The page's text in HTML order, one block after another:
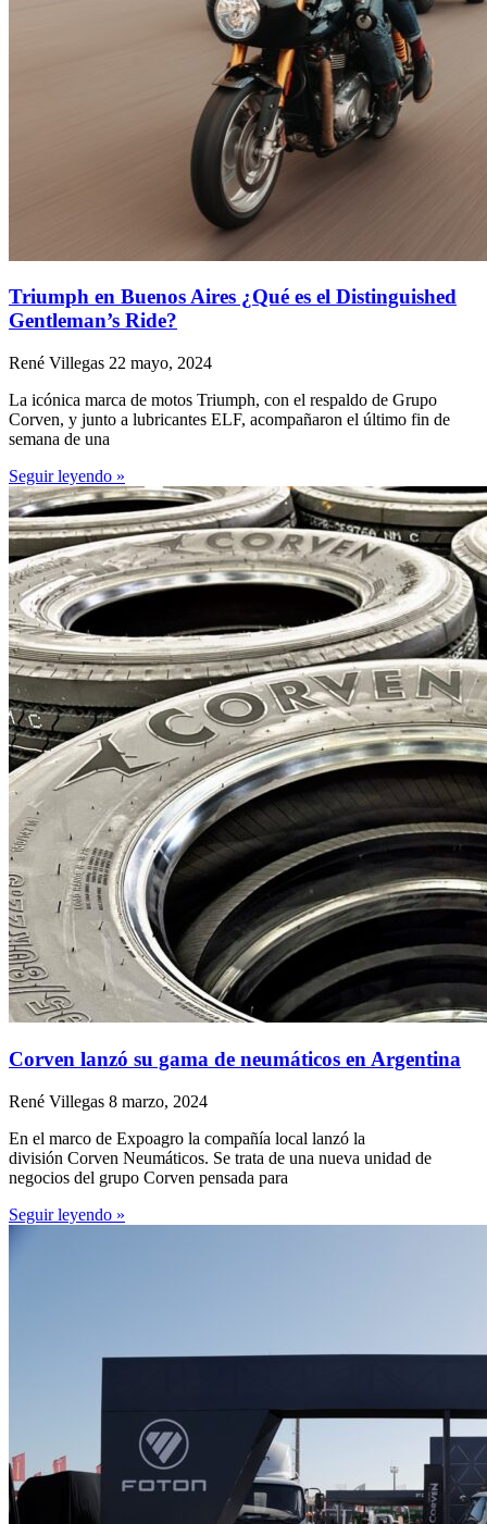
Triumph en Buenos Aires ¿Qué es el Distinguished
Gentleman’s Ride?
René Villegas 22 mayo, 2024
La icónica marca de motos Triumph, con el respaldo de Grupo
Corven, y junto a lubricantes ELF, acompañaron el último fin de
semana de una
Seguir leyendo »
Corven lanzó su gama de neumáticos en Argentina
René Villegas 8 marzo, 2024
En el marco de Expoagro la compañía local lanzó la
división Corven Neumáticos. Se trata de una nueva unidad de
negocios del grupo Corven pensada para
Seguir leyendo »